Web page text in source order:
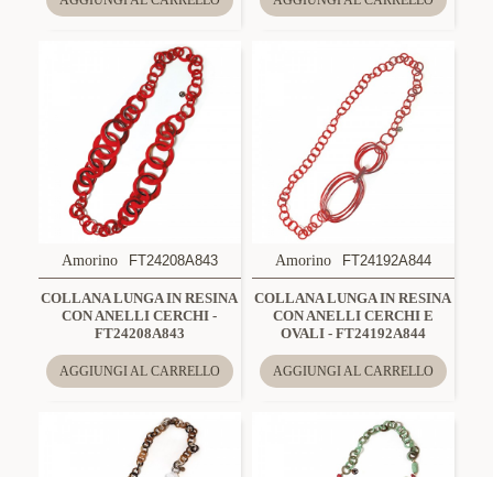
Amorino FT24208A843
COLLANA LUNGA IN RESINA
CON ANELLI CERCHI -
FT24208A843
AGGIUNGI AL CARRELLO
Amorino FT24192A844
COLLANA LUNGA IN RESINA
CON ANELLI CERCHI E
OVALI - FT24192A844
AGGIUNGI AL CARRELLO